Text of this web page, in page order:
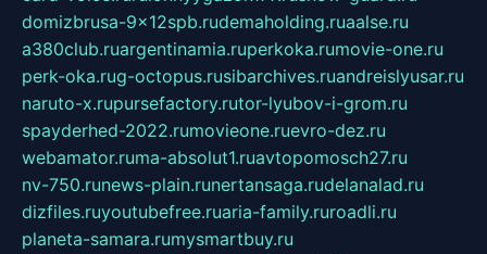
domizbrusa-9x12spb.rudemaholding.ruaalse.ru
a380club.ruargentinamia.ruperkoka.rumovie-one.ru
perk-oka.rug-octopus.rusibarchives.ruandreislyusar.ru
naruto-x.rupursefactory.rutor-lyubov-i-grom.ru
spayderhed-2022.rumovieone.ruevro-dez.ru
webamator.ruma-absolut1.ruavtopomosch27.ru
nv-750.runews-plain.runertansaga.rudelanalad.ru
dizfiles.ruyoutubefree.ruaria-family.ruroadli.ru
planeta-samara.rumysmartbuy.ru